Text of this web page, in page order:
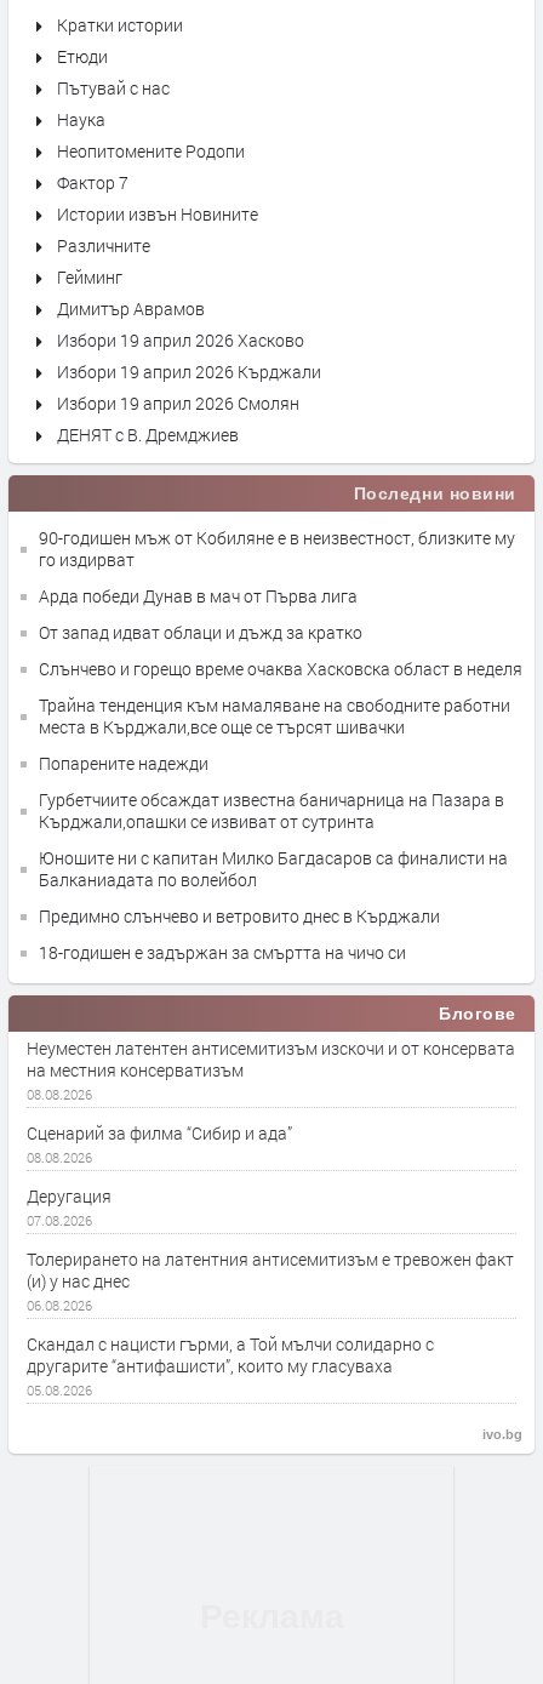
Кратки истории
Етюди
Пътувай с нас
Наука
Неопитомените Родопи
Фактор 7
Истории извън Новините
Различните
Гейминг
Димитър Аврамов
Избори 19 април 2026 Хасково
Избори 19 април 2026 Кърджали
Избори 19 април 2026 Смолян
ДЕНЯТ с В. Дремджиев
Последни новини
90-годишен мъж от Кобиляне е в неизвестност, близките му
го издирват
Арда победи Дунав в мач от Първа лига
От запад идват облаци и дъжд за кратко
Слънчево и горещо време очаква Хасковска област в неделя
Трайна тенденция към намаляване на свободните работни
места в Кърджали,все още се търсят шивачки
Попарените надежди
Гурбетчиите обсаждат известна баничарница на Пазара в
Кърджали,опашки се извиват от сутринта
Юношите ни с капитан Милко Багдасаров са финалисти на
Балканиадата по волейбол
Предимно слънчево и ветровито днес в Кърджали
18-годишен е задържан за смъртта на чичо си
Блогове
Неуместен латентен антисемитизъм изскочи и от консервата
на местния консерватизъм
08.08.2026
Сценарий за филма “Сибир и ада”
08.08.2026
Деругация
07.08.2026
Толерирането на латентния антисемитизъм е тревожен факт
(и) у нас днес
06.08.2026
Скандал с нацисти гърми, а Той мълчи солидарно с
другарите “антифашисти”, които му гласуваха
05.08.2026
ivo.bg